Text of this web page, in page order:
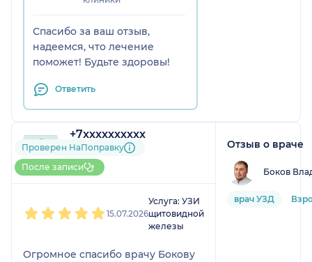
Спасибо за ваш отзыв,
надеемся, что лечение
поможет! Будьте здоровы!
Ответить
+7xxxxxxxxxx
5 отзывови1 оценка
До 10 записей через
НаПоправку
Проверен НаПоправку
После записи
15.07.2026
Услуга: УЗИ
щитовидной
железы
Огромное спасибо врачу Бокову
Отзыв о враче
Боков
врач УЗД